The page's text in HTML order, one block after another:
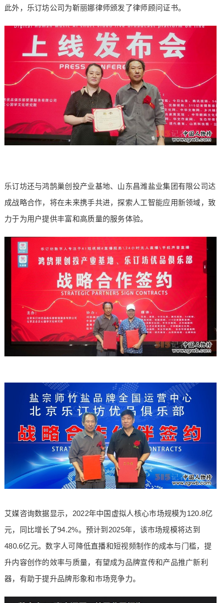
此外，乐订坊公司为靳丽娜律师颁发了律师顾问证书。
乐订坊还与鸿鹄巢创投产业基地、山东昌潍盐业集团有限公司达
成战略合作，将在未来携手共进，探索人工智能应用新领域，致
力于为用户提供丰富和高质量的服务体验。
艾媒咨询数据显示，2022年中国虚拟人核心市场规模为120.8亿
元，同比增长了94.2%。预计到2025年，该市场规模将达到
480.6亿元。数字人可降低直播和短视频制作的成本与门槛，提
升内容创作的效率与质量，有望成为品牌宣传和产品推广新利
器，有助于提升品牌形象和市场竞争力。